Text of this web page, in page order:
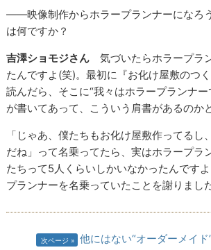
――映像制作からホラープランナーになろ
は何ですか？
吉澤ショモジさん 気づいたらホラープラ
たんですよ(笑)。最初に『お化け屋敷のつ
読んだら、そこに“我々はホラープランナー
が書いてあって、こういう肩書があるのかと
「じゃあ、僕たちもお化け屋敷作ってるし
だね」って名乗ってたら、実はホラープラ
たちって5人くらいしかいなかったんです
プランナーを名乗っていたことを謝りまし
次ページ 他にはない“オーダーメイ